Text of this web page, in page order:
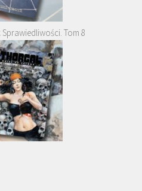
Tom 8